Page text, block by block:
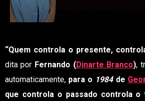
“Quem controla o presente,
dita por Fernando (Dinarte Branco),
automaticamente, para o 1984de
que controla o passado controla o